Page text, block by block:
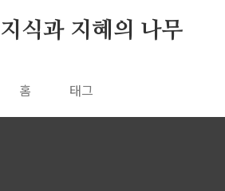
지식과 지혜의 나무
홈 태그